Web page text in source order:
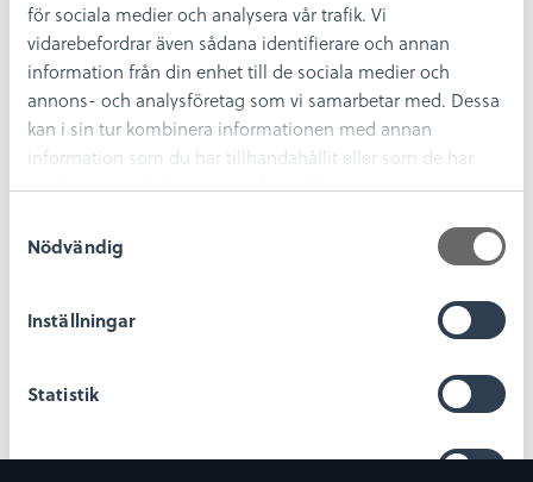
för sociala medier och analysera vår trafik. Vi
vidarebefordrar även sådana identifierare och annan
information från din enhet till de sociala medier och
annons- och analysföretag som vi samarbetar med. Dessa
kan i sin tur kombinera informationen med annan
information som du har tillhandahållit eller som de har
samlat in när du har använt deras tjänster.
Nödvändig
Inställningar
Statistik
Marknadsföring
9 fiskar
Kolla på videon och se svaret!
Läs mer